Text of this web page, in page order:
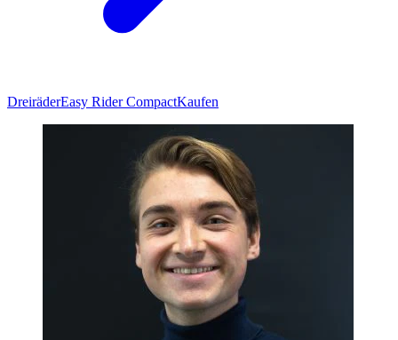
DreiräderEasy Rider CompactKaufen